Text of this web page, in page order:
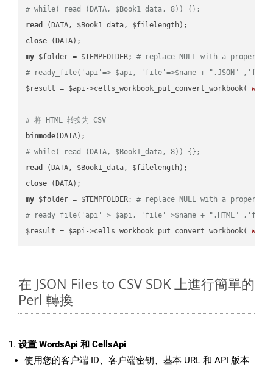
# while( read (DATA, $Book1_data, 8)) {};
read
close
my $folder = $TEMPFOLDER; # replace NULL with a proper
# ready_file('api'=> $api, 'file'=>$name + ".JSON"
$result = $api->cells_workbook_put_convert_workbook(
# 将 HTML 转换为 CSV
binmode
# while( read (DATA, $Book1_data, 8)) {};
read
close
my $folder = $TEMPFOLDER; # replace NULL with a proper
# ready_file('api'=> $api, 'file'=>$name + ".HTML"
$result = $api->cells_workbook_put_convert_workbook(
在 JSON Files to CSV SDK 上進行簡單的
Perl 轉換
设置 WordsApi 和 CellsApi
使用您的客户端 ID、客户端密钥、基本 URL 和 API 版本